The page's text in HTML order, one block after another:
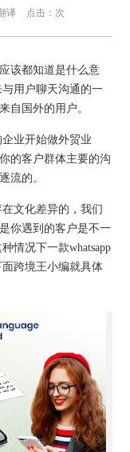
译 点击： 次
该都知道是什么意
用户聊天沟通的一
自国外的用户。
业开始做外贸业
的客户群体主要的沟
流的。
文化差异的，我们
你遇到的客户是不一
情况下一款whatsapp
跨境王小编就具体